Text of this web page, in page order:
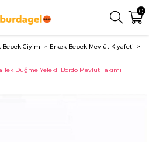
0
Bebek Giyim Erkek Bebek Mevlüt Kıyafeti
Tek Düğme Yelekli Bordo Mevlüt Takımı